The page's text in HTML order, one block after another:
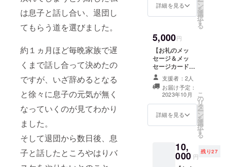
は息子と話し合い、退団し
てもらう道を選びました。
約１ヵ月ほど毎晩家族で遅
くまで話し合って決めたの
ですが、いざ辞めるとなる
と徐々に息子の元気が無く
なっていくのが見てわかり
ました。
そして退団から数日後、息
子と話したところやはりバ
ださい。 また、
チャレンジいた
します！！
詳細を見る ン
を
選
択
す
る
5,000円
【お礼のメッ
セージ＆メッ
セージカード】
子供達からの直
筆のメッセージ
カードをお送り
させて頂きま
す。 メールにて
動画をお送りす
す。 備考欄にご
希望を記載くだ
さい。 また、子
支援者：2人
お届け予定：
2023年10月
詳細を見る
こ
の
リ
タ
ー
ン
を
選
択
す
る
10,
000 円
残り27